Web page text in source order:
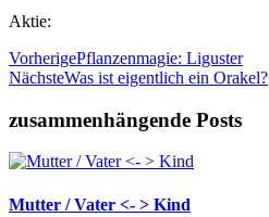
Aktie:
VorherigePflanzenmagie: Liguster
NächsteWas ist eigentlich ein Orakel?
zusammenhängende Posts
Mutter / Vater <- > Kind